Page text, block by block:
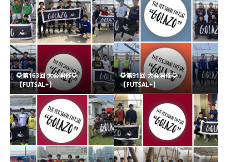
第163回 大会開催
【FUTSAL+】
第91回 大会開催
【FUTSAL+】